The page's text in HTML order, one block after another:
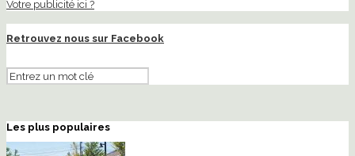
Votre publicité ici ?
Retrouvez nous sur Facebook
Les plus populaires